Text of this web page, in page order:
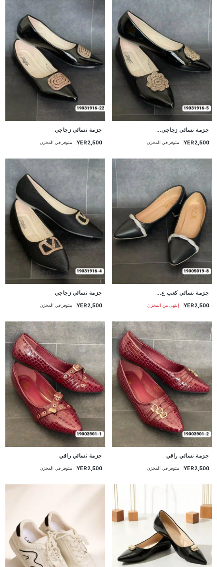
جزمة نسائي زجاجي...
YER2,500 متوفر في المخزن
جزمة نسائي زجاجي
YER2,500 متوفر في المخزن
جزمة نسائي كعب ع...
YER2,500 إنتهى من المخزن
جزمة نسائي زجاجي
YER2,500 متوفر في المخزن
جزمة نسائي راقي
YER2,500 متوفر في المخزن
جزمة نسائي راقي
YER2,500 متوفر في المخزن